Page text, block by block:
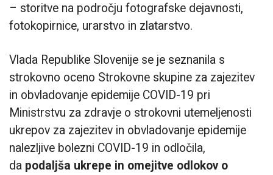
– storitve na področju fotografske dejavnosti,
fotokopirnice, urarstvo in zlatarstvo.
Vlada Republike Slovenije se je seznanila s
strokovno oceno Strokovne skupine za zajezitev
in obvladovanje epidemije COVID-19 pri
Ministrstvu za zdravje o strokovni utemeljenosti
ukrepov za zajezitev in obvladovanje epidemije
nalezljive bolezni COVID-19 in odločila,
da podaljša ukrepe in omejitve odlokov o